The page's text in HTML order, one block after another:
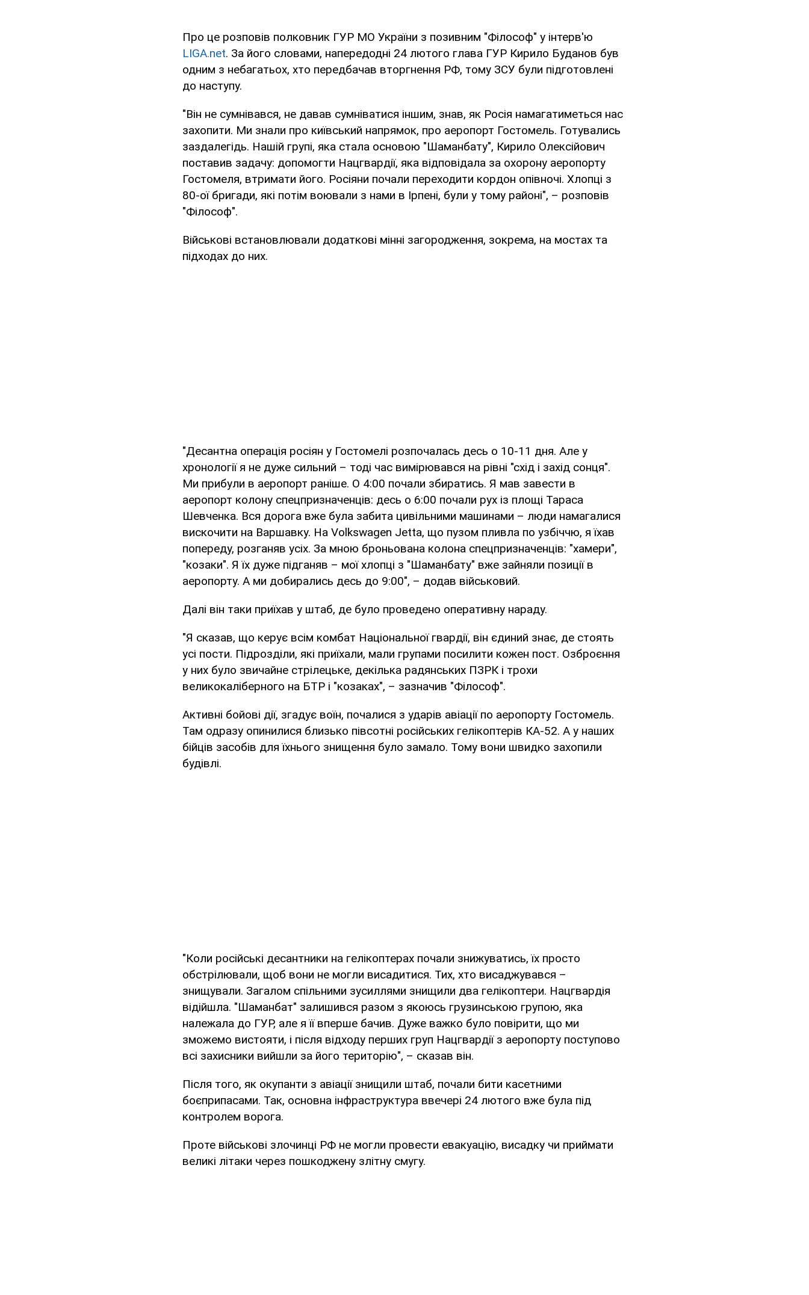
Про це розповів полковник ГУР МО України з позивним "Філософ" у інтерв'ю
LIGA.net. За його словами, напередодні 24 лютого глава ГУР Кирило Буданов був
одним з небагатьох, хто передбачав вторгнення РФ, тому ЗСУ були підготовлені
до наступу.
"Він не сумнівався, не давав сумніватися іншим, знав, як Росія намагатиметься нас
захопити. Ми знали про київський напрямок, про аеропорт Гостомель. Готувались
заздалегідь. Нашій групі, яка стала основою "Шаманбату", Кирило Олексійович
поставив задачу: допомогти Нацгвардії, яка відповідала за охорону аеропорту
Гостомеля, втримати його. Росіяни почали переходити кордон опівночі. Хлопці з
80-ої бригади, які потім воювали з нами в Ірпені, були у тому районі", – розповів
"Філософ".
Військові встановлювали додаткові мінні загородження, зокрема, на мостах та
підходах до них.
"Десантна операція росіян у Гостомелі розпочалась десь о 10-11 дня. Але у
хронології я не дуже сильний – тоді час вимірювався на рівні "схід і захід сонця".
Ми прибули в аеропорт раніше. О 4:00 почали збиратись. Я мав завести в
аеропорт колону спецпризначенців: десь о 6:00 почали рух із площі Тараса
Шевченка. Вся дорога вже була забита цивільними машинами – люди намагалися
вискочити на Варшавку. На Volkswagen Jetta, що пузом пливла по узбіччю, я їхав
попереду, розганяв усіх. За мною броньована колона спецпризначенців: "хамери",
"козаки". Я їх дуже підганяв – мої хлопці з "Шаманбату" вже зайняли позиції в
аеропорту. А ми добирались десь до 9:00", – додав військовий.
Далі він таки приїхав у штаб, де було проведено оперативну нараду.
"Я сказав, що керує всім комбат Національної гвардії, він єдиний знає, де стоять
усі пости. Підрозділи, які приїхали, мали групами посилити кожен пост. Озброєння
у них було звичайне стрілецьке, декілька радянських ПЗРК і трохи
великокаліберного на БТР і "козаках", – зазначив "Філософ".
Активні бойові дії, згадує воїн, почалися з ударів авіації по аеропорту Гостомель.
Там одразу опинилися близько півсотні російських гелікоптерів КА-52. А у наших
бійців засобів для їхнього знищення було замало. Тому вони швидко захопили
будівлі.
"Коли російські десантники на гелікоптерах почали знижуватись, їх просто
обстрілювали, щоб вони не могли висадитися. Тих, хто висаджувався –
знищували. Загалом спільними зусиллями знищили два гелікоптери. Нацгвардія
відійшла. "Шаманбат" залишився разом з якоюсь грузинською групою, яка
належала до ГУР, але я її вперше бачив. Дуже важко було повірити, що ми
зможемо вистояти, і після відходу перших груп Нацгвардії з аеропорту поступово
всі захисники вийшли за його територію", – сказав він.
Після того, як окупанти з авіації знищили штаб, почали бити касетними
боєприпасами. Так, основна інфраструктура ввечері 24 лютого вже була під
контролем ворога.
Проте військові злочинці РФ не могли провести евакуацію, висадку чи приймати
великі літаки через пошкоджену злітну смугу.